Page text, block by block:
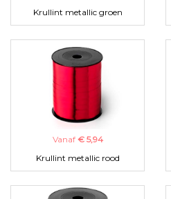
Krullint metallic groen
Vanaf € 5,94
Krullint metallic rood